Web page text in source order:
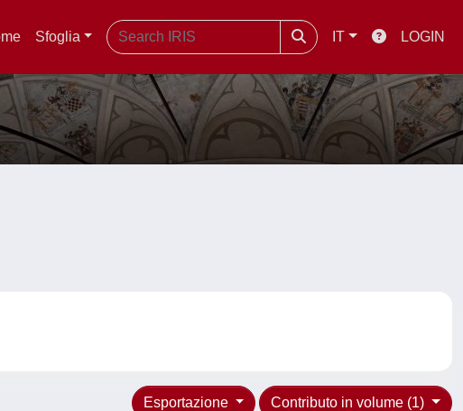
Sfoglia IT LOGIN
Contributo in volume (1)
Esportazione